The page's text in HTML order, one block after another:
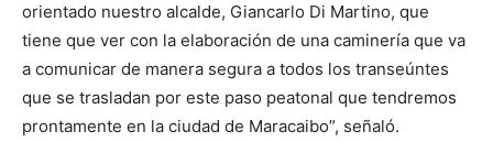
orientado nuestro alcalde, Giancarlo Di Martino, que
tiene que ver con la elaboración de una caminería que va
a comunicar de manera segura a todos los transeúntes
que se trasladan por este paso peatonal que tendremos
prontamente en la ciudad de Maracaibo”, señaló.